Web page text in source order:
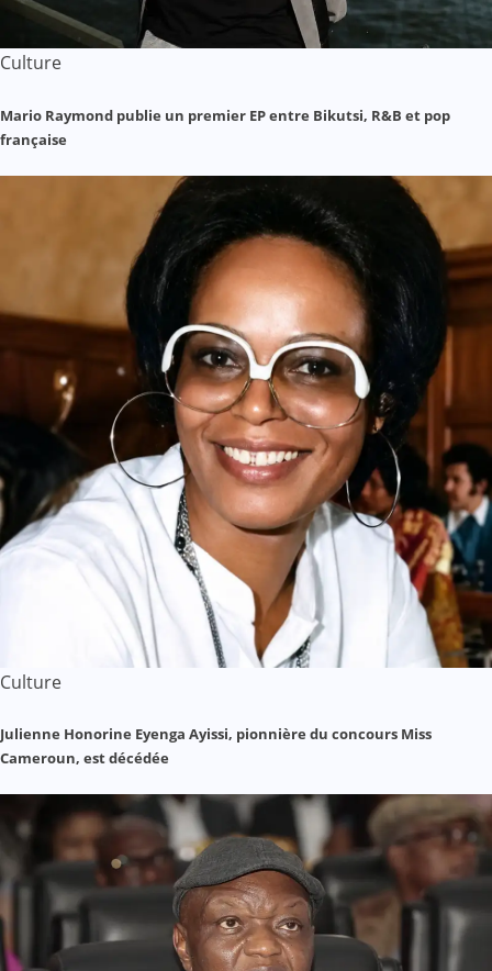
Culture
Mario Raymond publie un premier EP entre Bikutsi, R&B et pop
française
Culture
Julienne Honorine Eyenga Ayissi, pionnière du concours Miss
Cameroun, est décédée